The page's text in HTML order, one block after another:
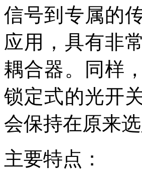
信号到专属的
应用，具有非
耦合器。同样
锁定式的光开
会保持在原来
主要特点：